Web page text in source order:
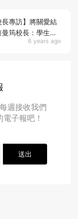
6 years ago
長專訪】將關愛結
筠校長：學生懂
週接收我們
子報吧！
送出